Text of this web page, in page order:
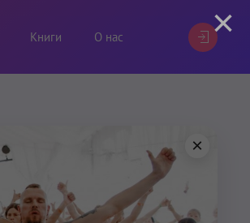
Книги О нас
×
×